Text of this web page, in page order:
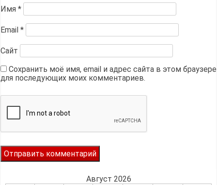
Имя *
Email *
Сайт
Сохранить моё имя, email и адрес сайта в этом браузере
для последующих моих комментариев.
Август 2026